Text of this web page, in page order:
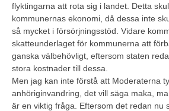
flyktingarna att rota sig i landet. Detta
kommunernas ekonomi, då dessa inte
så mycket i försörjningsstöd. Vidare
skatteunderlaget för kommunerna att
ganska välbehövligt, eftersom staten
stora kostnader till dessa.
Men jag kan inte förstå att Moderaterna
anhöriginvandring, det vill säga maka,
är en viktig fråga. Eftersom det redan nu